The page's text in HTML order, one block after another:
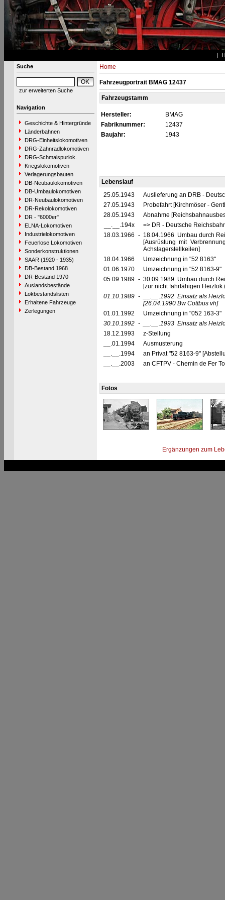
Suche
zur erweiterten Suche
Navigation
Geschichte & Hintergründe
Länderbahnen
DRG-Einheitslokomotiven
DRG-Zahnradlokomotiven
DRG-Schmalspurlok.
Kriegslokomotiven
Verlagerungsbauten
DB-Neubaulokomotiven
DB-Umbaulokomotiven
DR-Neubaulokomotiven
DR-Rekolokomotiven
DR - "6000er"
ELNA-Lokomotiven
Industrielokomotiven
Feuerlose Lokomotiven
Sonderkonstruktionen
SAAR (1920 - 1935)
DB-Bestand 1968
DR-Bestand 1970
Auslandsbestände
Lokbestandslisten
Erhaltene Fahrzeuge
Zerlegungen
Home
Fahrzeugportrait BMAG 12437
Fahrzeugstamm
Hersteller:
BMAG
Fabriknummer:
12437
Baujahr:
1943
Lebenslauf
25.05.1943
Auslieferung an DRB -
27.05.1943
Probefahrt [Kirchmöser -
28.05.1943
Abnahme
__.__.194x
=> DR - Deutsche
18.03.1966 - 18.04.1966 Umbau durch
[Ausrüstung mit
Achslagerstellkeilen]
18.04.1966
Umzeichnung in "52 8163"
01.06.1970
Umzeichnung in "52 8163-9"
05.09.1989 - 30.09.1989 Umbau durch
[zur nicht fahrfähigen
01.10.1989 - __.__.1992 Einsatz als
[26.04.1990 Bw Cottbus vh]
01.01.1992
Umzeichnung in "052 163-3"
30.10.1992 - __.__.1993 Einsatz als
18.12.1993
z-Stellung
__.01.1994
Ausmusterung
__.__.1994
an Privat "52 8163-9"
__.__.2003
an CFTPV - Chemin de Fer
Fotos
Ergänzungen zum